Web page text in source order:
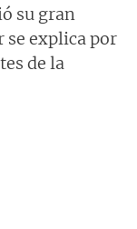
su gran
se explica por
de la